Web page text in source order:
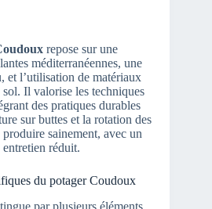
repose sur une
méditerranéennes, une
et l’utilisation de matériaux
Il valorise les techniques
des pratiques durables
sur buttes et la rotation des
sainement, avec un
réduit.
du potager Coudoux
par plusieurs éléments